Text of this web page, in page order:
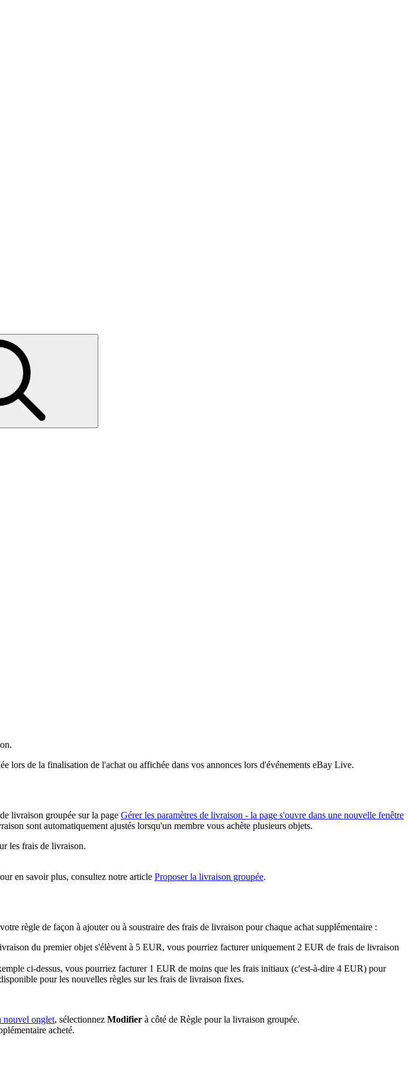
lors de la finalisation de l'achat ou affichée dans vos annonces lors d'événements eBay Live.
livraison groupée sur la page Gérer les paramètres de livraison - la page s'ouvre dans une nouvelle fenêtre
sont automatiquement ajustés lorsqu'un membre vous achète plusieurs objets.
les frais de livraison.
en savoir plus, consultez notre article Proposer la livraison groupée.
règle de façon à ajouter ou à soustraire des frais de livraison pour chaque achat supplémentaire :
du premier objet s'élèvent à 5 EUR, vous pourriez facturer uniquement 2 EUR de frais de livraison
ci-dessus, vous pourriez facturer 1 EUR de moins que les frais initiaux (c'est-à-dire 4 EUR) pour
pour les nouvelles règles sur les frais de livraison fixes.
nouvel onglet, sélectionnez Modifier à côté de Règle pour la livraison groupée.
acheté.